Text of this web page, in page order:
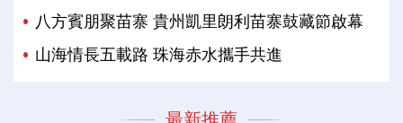
八方賓朋聚苗寨 貴州凱里朗利苗寨鼓藏節啟幕
山海情長五載路 珠海赤水攜手共進